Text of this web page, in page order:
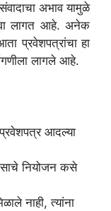
अभाव यामुळे
लागत आहे. अनेक
प्रवेशपत्रांचा हा
लागले आहे.
आदल्या
नियोजन कसे
नाही, त्यांना